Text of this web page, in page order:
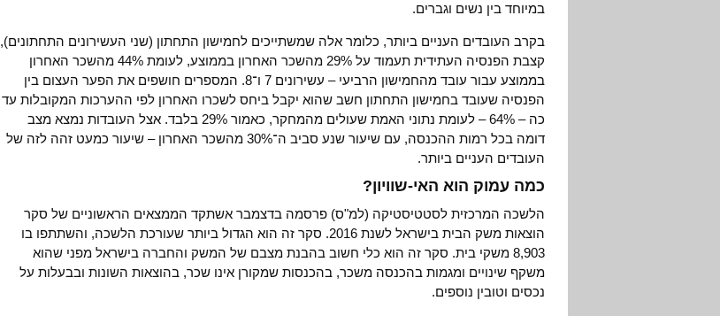
במיוחד בין נשים וגברים.
בקרב העובדים העניים ביותר, כלומר אלה שמשתייכים לחמישון התחתון (שני העשירונים התחתונים),
קצבת הפנסיה העתידית תעמוד על 29% מהשכר האחרון בממוצע, לעומת 44% מהשכר האחרון
בממוצע עבור עובד מהחמישון הרביעי – עשירונים 7 ו־8. המספרים חושפים את הפער העצום בין
הפנסיה שעובד בחמישון התחתון חשב שהוא יקבל ביחס לשכרו האחרון לפי ההערכות המקובלות עד
כה – 64% – לעומת נתוני האמת שעולים מהמחקר, כאמור 29% בלבד. אצל העובדות נמצא מצב
דומה בכל רמות ההכנסה, עם שיעור שנע סביב ה־30% מהשכר האחרון – שיעור כמעט זהה לזה של
העובדים העניים ביותר.
כמה עמוק הוא האי-שוויון?
הלשכה המרכזית לסטטיסטיקה (למ"ס) פרסמה בדצמבר אשתקד הממצאים הראשוניים של סקר
הוצאות משק הבית בישראל לשנת 2016. סקר זה הוא הגדול ביותר שעורכת הלשכה, והשתתפו בו
8,903 משקי בית. סקר זה הוא כלי חשוב בהבנת מצבם של המשק והחברה בישראל מפני שהוא
משקף שינויים ומגמות בהכנסה משכר, בהכנסות שמקורן אינו שכר, בהוצאות השונות ובבעלות על
נכסים וטובין נוספים.